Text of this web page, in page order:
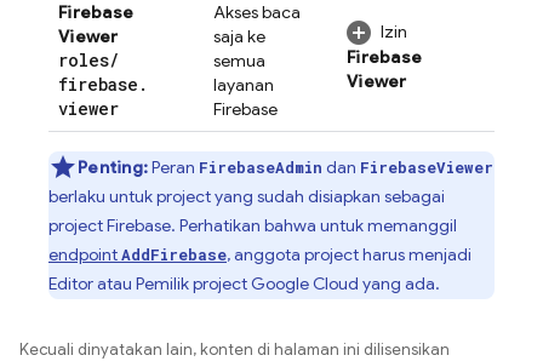
Firebase
Viewer
roles/
firebase .
viewer
Akses baca
saja ke
semua
layanan
Firebase
Izin
Firebase
Viewer
Penting:Peran FirebaseAdmin dan FirebaseViewer
berlaku untuk project yang sudah disiapkan sebagai
project Firebase. Perhatikan bahwa untuk memanggil
endpointAddFirebase, anggota project harus menjadi
Editor atau Pemilik project Google Cloud yang ada.
Kecuali dinyatakan lain, konten di halaman ini dilisensikan